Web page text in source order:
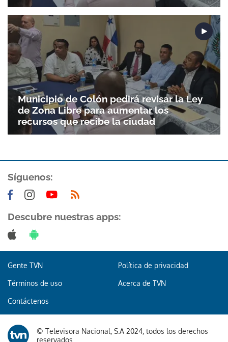
Municipio de Colón pedirá revisar la Ley
de Zona Libre para aumentar los
recursos que recibe la ciudad
Síguenos:
Descubre nuestras apps:
Gente TVN Política de privacidad
Términos de uso Acerca de TVN
Contáctenos
© Televisora Nacional, S.A 2024, todos los derechos
reservados